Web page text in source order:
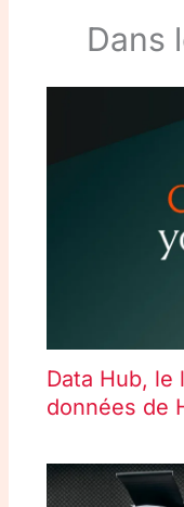
Dans
Data Hub, le
données de